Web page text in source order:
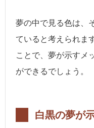
夢の中で見る色は、
ていると考えられま
ことで、夢が示すメ
ができるでしょう。
白黒の夢が